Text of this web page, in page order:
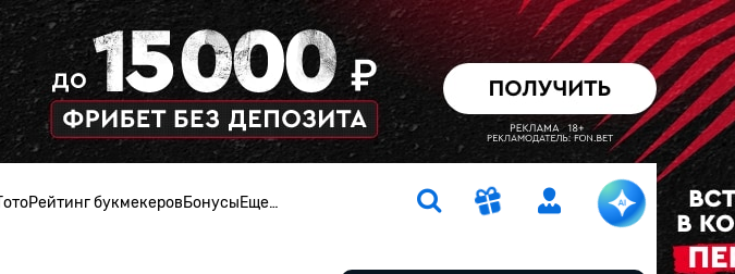
Рейтинг букмекеровБонусыЕще…